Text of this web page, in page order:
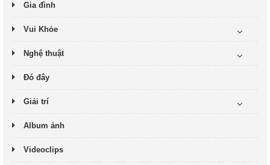
Gia đình
Vui Khỏe
Nghệ thuật
Đó đây
Giải trí
Album ảnh
Videoclips